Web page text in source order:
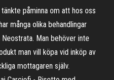
påminna om att hos oss
många olika behandlingar
Man behöver inte
man vill köpa vid inköp av
mottagaren själv.